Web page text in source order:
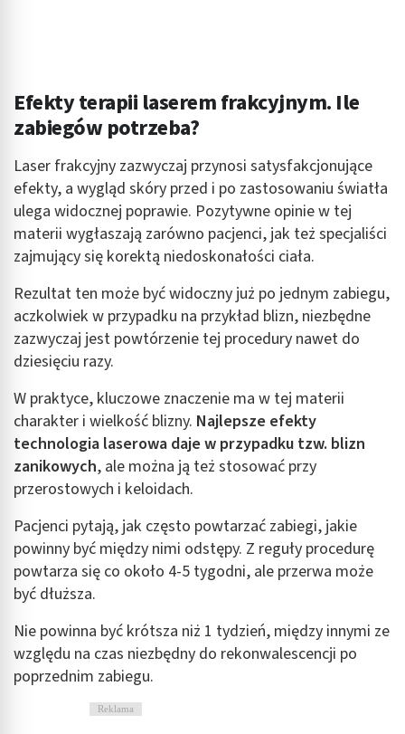
Efekty terapii laserem frakcyjnym. Ile
zabiegów potrzeba?
Laser frakcyjny zazwyczaj przynosi satysfakcjonujące
efekty, a wygląd skóry przed i po zastosowaniu światła
ulega widocznej poprawie. Pozytywne opinie w tej
materii wygłaszają zarówno pacjenci, jak też specjaliści
zajmujący się korektą niedoskonałości ciała.
Rezultat ten może być widoczny już po jednym zabiegu,
aczkolwiek w przypadku na przykład blizn, niezbędne
zazwyczaj jest powtórzenie tej procedury nawet do
dziesięciu razy.
W praktyce, kluczowe znaczenie ma w tej materii
charakter i wielkość blizny. Najlepsze efekty
technologia laserowa daje w przypadku tzw. blizn
zanikowych, ale można ją też stosować przy
przerostowych i keloidach.
Pacjenci pytają, jak często powtarzać zabiegi, jakie
powinny być między nimi odstępy. Z reguły procedurę
powtarza się co około 4-5 tygodni, ale przerwa może
być dłuższa.
Nie powinna być krótsza niż 1 tydzień, między innymi ze
względu na czas niezbędny do rekonwalescencji po
poprzednim zabiegu.
Reklama